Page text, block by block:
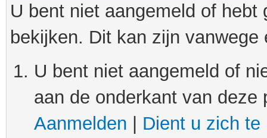
U bent niet aangemeld of
bekijken. Dit kan zijn
U bent niet aangemeld of
aan de onderkant van
Aanmelden
Dient u zich te